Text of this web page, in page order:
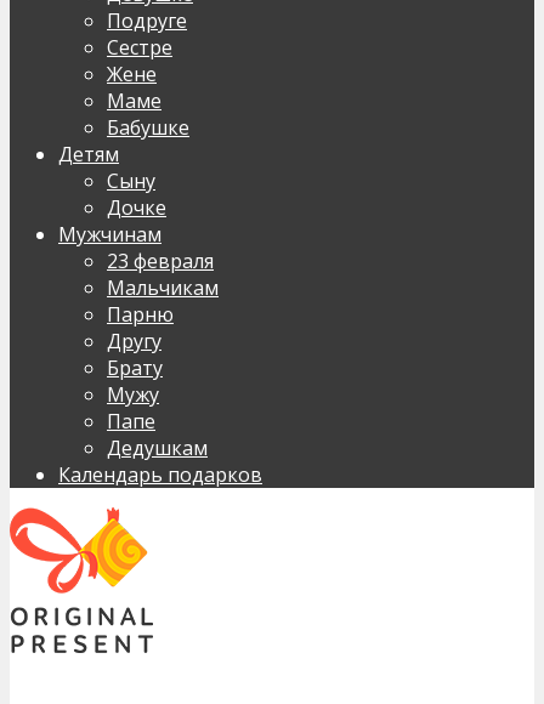
Подруге
Сестре
Жене
Маме
Бабушке
Детям
Сыну
Дочке
Мужчинам
23 февраля
Мальчикам
Парню
Другу
Брату
Мужу
Папе
Дедушкам
Календарь подарков